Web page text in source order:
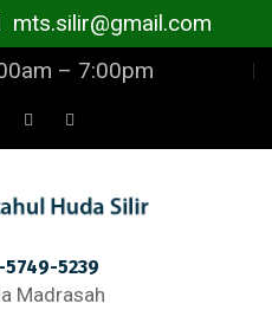
mts.silir@gmail.com
– 7:00pm
5239
Madrasah